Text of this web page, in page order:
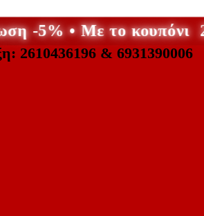
-5% • Με το κουπόνι
2610436196 & 6931390006